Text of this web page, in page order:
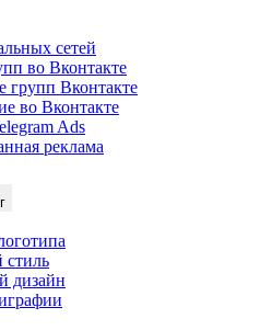
сетей
во Вконтакте
групп Вконтакте
во Вконтакте
Ads
реклама
дизайн